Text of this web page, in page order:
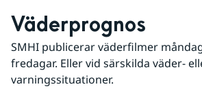
Väderprognos
SMHI publicerar väderfilmer
fredagar. Eller vid särskilda väder-
varningssituationer.